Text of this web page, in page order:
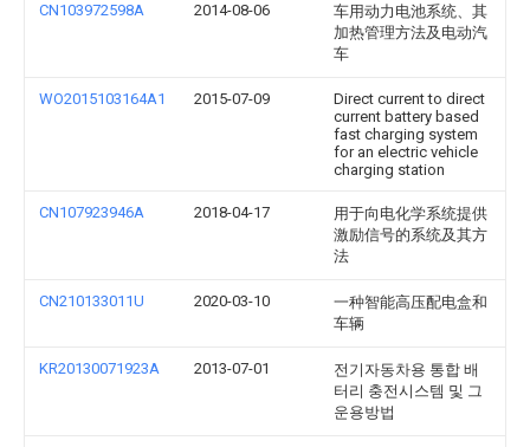
CN103972598A 2014-08-06
车用动力电池系统、其
加热管理方法及电动汽
车
WO2015103164A1 2015-07-09
Direct current to direct
current battery based
fast charging system
for an electric vehicle
charging station
CN107923946A 2018-04-17
用于向电化学系统提供
激励信号的系统及其方
法
CN210133011U 2020-03-10
一种智能高压配电盒和
车辆
KR20130071923A 2013-07-01
전기자동차용 통합 배
터리 충전시스템 및 그
운용방법